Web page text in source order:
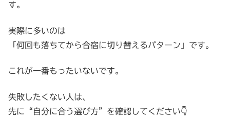
す。
実際に多いのは
「何回も落ちてから合宿に切り替えるパターン」です。
これが一番もったいないです。
失敗したくない人は、
先に“自分に合う選び方”を確認してください👇